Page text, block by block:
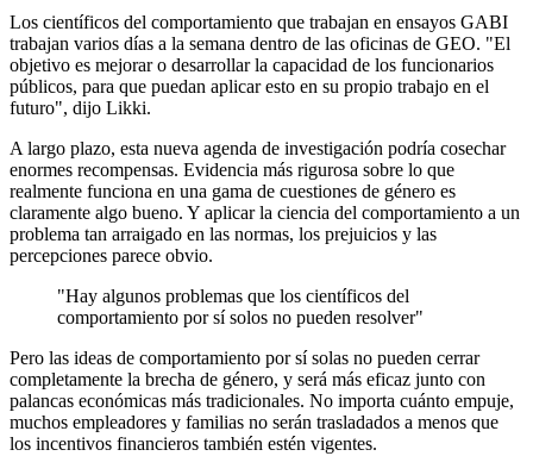
Los científicos del comportamiento que trabajan en ensayos GABI
trabajan varios días a la semana dentro de las oficinas de GEO. "El
objetivo es mejorar o desarrollar la capacidad de los funcionarios
públicos, para que puedan aplicar esto en su propio trabajo en el
futuro", dijo Likki.
A largo plazo, esta nueva agenda de investigación podría cosechar
enormes recompensas. Evidencia más rigurosa sobre lo que
realmente funciona en una gama de cuestiones de género es
claramente algo bueno. Y aplicar la ciencia del comportamiento a un
problema tan arraigado en las normas, los prejuicios y las
percepciones parece obvio.
"Hay algunos problemas que los científicos del
comportamiento por sí solos no pueden resolver"
Pero las ideas de comportamiento por sí solas no pueden cerrar
completamente la brecha de género, y será más eficaz junto con
palancas económicas más tradicionales. No importa cuánto empuje,
muchos empleadores y familias no serán trasladados a menos que
los incentivos financieros también estén vigentes.